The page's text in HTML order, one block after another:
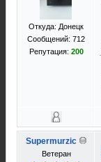
Откуда: Донецк
Сообщений: 712
Репутация: 200
Supermurzic
Ветеран